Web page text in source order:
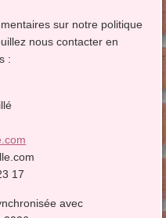
sur notre politique
nous contacter en
:
17
avec